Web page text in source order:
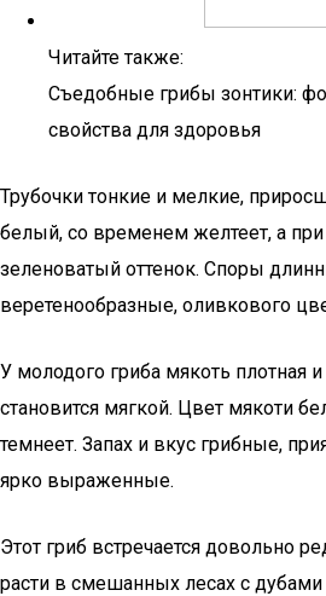
Читайте также:
Съедобные грибы зонтики:
свойства для здоровья
Трубочки тонкие и мелкие,
белый, со временем желтеет, а
зеленоватый оттенок. Споры
веретенообразные, оливкового
У молодого гриба мякоть плотная и
становится мягкой. Цвет мякоти
темнеет. Запах и вкус грибные,
ярко выраженные.
Этот гриб встречается довольно
расти в смешанных лесах с